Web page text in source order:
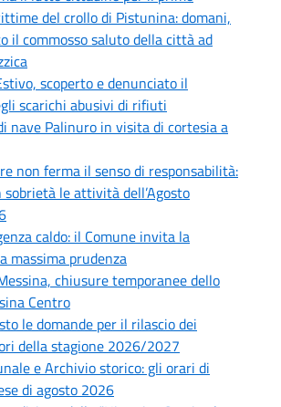
del crollo di Pistunina: domani,
il commosso saluto della città ad
scoperto e denunciato il
scarichi abusivi di rifiuti
nave Palinuro in visita di cortesia a
non ferma il senso di responsabilità:
le attività dell’Agosto
caldo: il Comune invita la
massima prudenza
chiusure temporanee dello
Centro
le domande per il rilascio dei
della stagione 2026/2027
e Archivio storico: gli orari di
di agosto 2026